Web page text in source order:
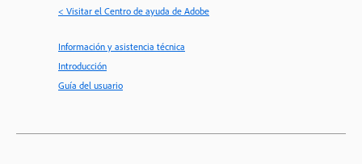
< Visitar el Centro de ayuda de Adobe
Información y asistencia técnica
Introducción
Guía del usuario